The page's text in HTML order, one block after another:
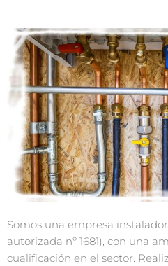
Somos una empresa
autorizada nº 1681), con una
cualificación en el sector.